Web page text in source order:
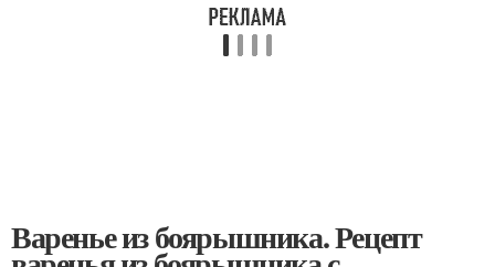
Варенье из боярышника. Рецепт